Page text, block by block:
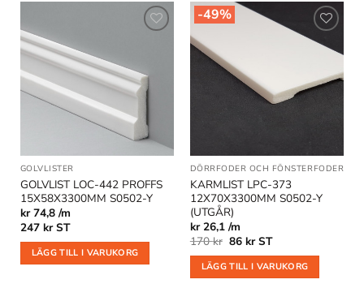
i
önskelistan
GOLVLISTER
GOLVLIST LOC-442 PROFFS
15X58X3300MM S0502-Y
kr 74,8 /m
247 kr ST
LÄGG TILL I VARUKORG
-49%
önskelistan
DÖRRFODER OCH FÖNSTERFODER
KARMLIST LPC-373
12X70X3300MM S0502-Y
(UTGÅR)
kr 26,1 /m
170kr Det
priset
var:
170 kr.
86 krDet
priset
är:
86 kr.
ST
LÄGG TILL I VARUKORG